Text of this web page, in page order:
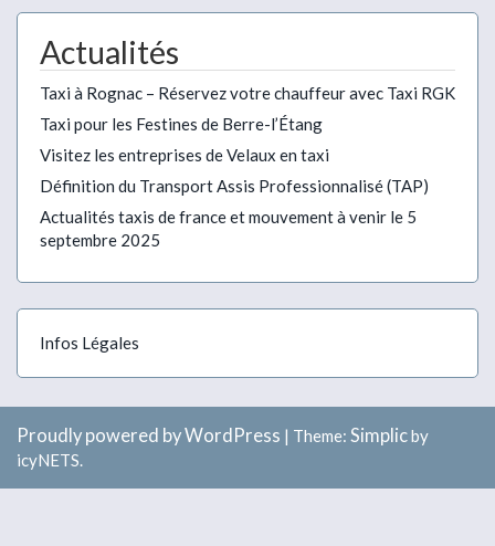
Actualités
Taxi à Rognac – Réservez votre chauffeur avec Taxi RGK
Taxi pour les Festines de Berre-l’Étang
Visitez les entreprises de Velaux en taxi
Définition du Transport Assis Professionnalisé (TAP)
Actualités taxis de france et mouvement à venir le 5
septembre 2025
Infos Légales
Proudly powered by WordPress | Theme: Simplicby
icyNETS.